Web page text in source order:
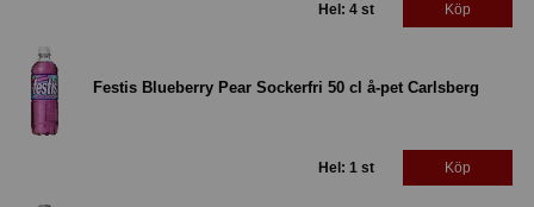
Hel: 4 st Köp
Festis Blueberry Pear Sockerfri 50 cl å-pet Carlsberg
Hel: 1 st Köp